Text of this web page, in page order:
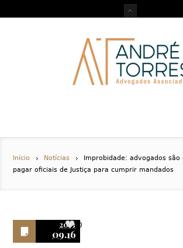
Início Notícias
Improbidade: advogados são
pagar oficiais de Justiça para cumprir mandados
2013
09.16
0